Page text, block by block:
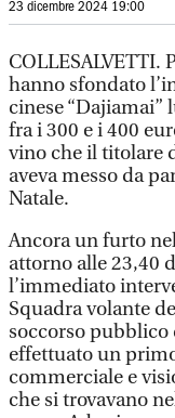
23 dicembre 2024 19:00
COLLESALVETTI.
hanno sfondato
cinese “Dajiamai”
fra i 300 e i 400
vino che il titolare
aveva messo da
Natale.
Ancora un furto
attorno alle 23,40
l’immediato
Squadra volante
soccorso pubblico
effettuato un
commerciale e
che si trovavano